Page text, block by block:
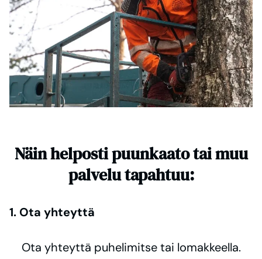
Näin helposti puunkaato tai muu
palvelu tapahtuu:
1. Ota yhteyttä
Ota yhteyttä puhelimitse tai lomakkeella.